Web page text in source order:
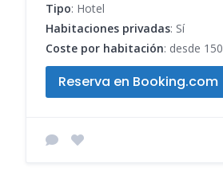
Tipo: Hotel
Habitaciones privadas: Sí
Coste por habitación: desde 150
Reserva en Booking.com